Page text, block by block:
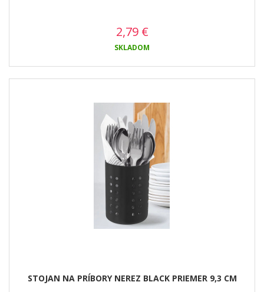
2,79 €
SKLADOM
STOJAN NA PRÍBORY NEREZ BLACK PRIEMER 9,3 CM